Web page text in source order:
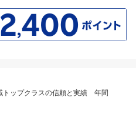
ップクラスの信頼と実績 年間